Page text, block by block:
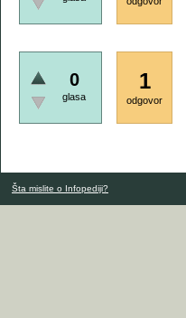
0
glasa
1
odgovor
Šta mislite o Infopediji?